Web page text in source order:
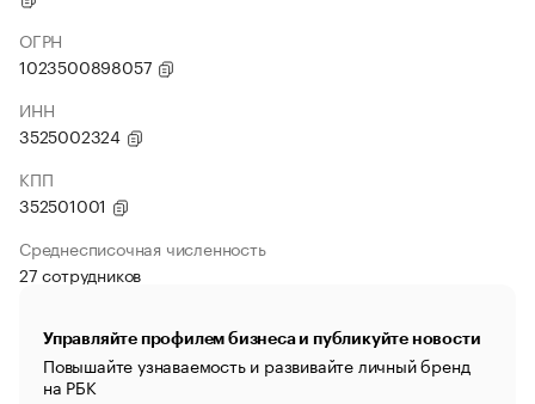
ОГРН
1023500898057
ИНН
3525002324
КПП
352501001
Среднесписочная численность
27 сотрудников
Управляйте профилем бизнеса и публикуйте новости
Повышайте узнаваемость и развивайте личный бренд
на РБК